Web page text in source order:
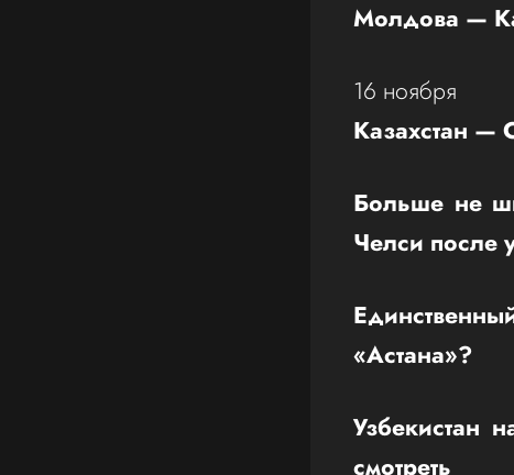
Молдова —
16 ноября
Казахстан —
Больше не
Челси после
«Астана»?
Узбекистан
смотреть